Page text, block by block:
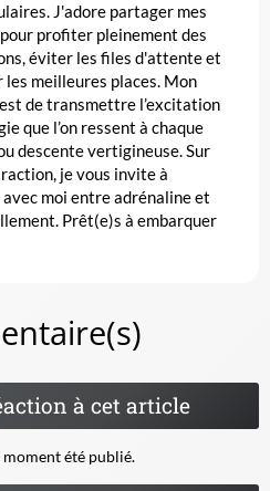
J'adore partager mes
profiter pleinement des
éviter les files d'attente et
les meilleures places. Mon
de transmettre l’excitation
que l’on ressent à chaque
descente vertigineuse. Sur
je vous invite à
moi entre adrénaline et
Prêt(e)s à embarquer
à cet article
été publié.